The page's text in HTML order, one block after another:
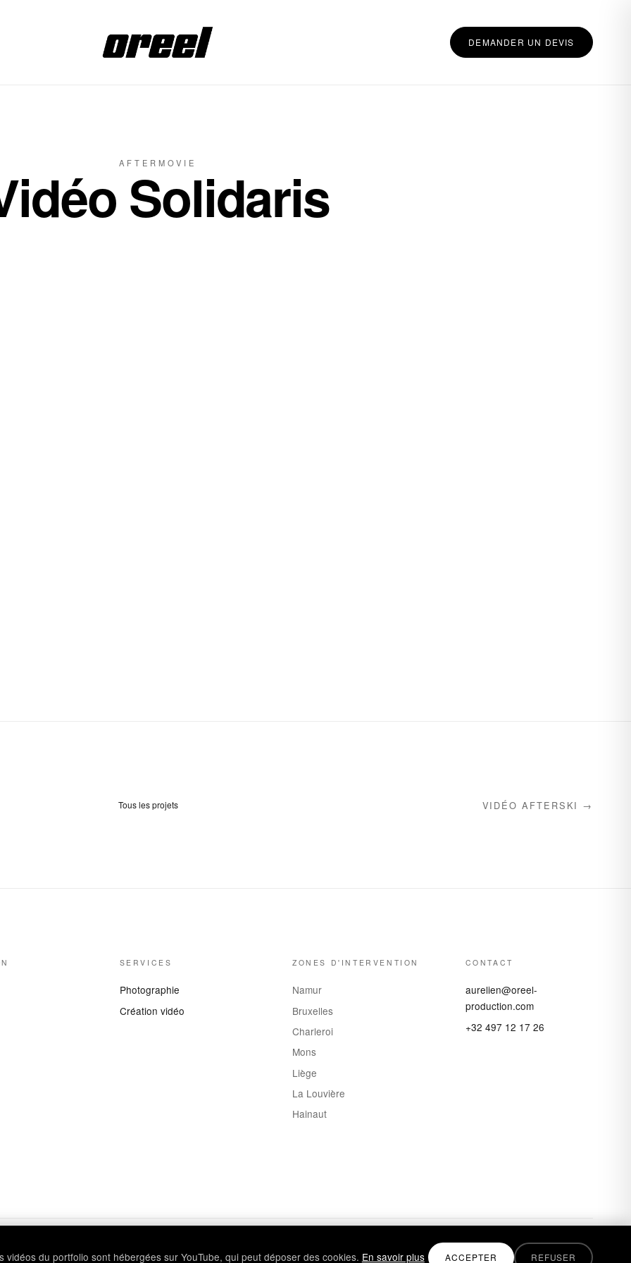
DEMANDER UN DEVIS
AFTERMOVIE
Solidaris
Tous les projets VIDÉO AFTERSKI →
SERVICES
Photographie
Création vidéo
ZONES D'INTERVENTION
Namur
Bruxelles
Charleroi
Mons
Liège
La Louvière
Hainaut
CONTACT
aurelien@oreel-
production.com
+32 497 12 17 26
du portfolio sont hébergées sur YouTube, qui peut déposer des cookies. En savoir plus ACCEPTER REFUSER